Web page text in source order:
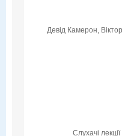
Девід Камерон,
Слухачі лекції